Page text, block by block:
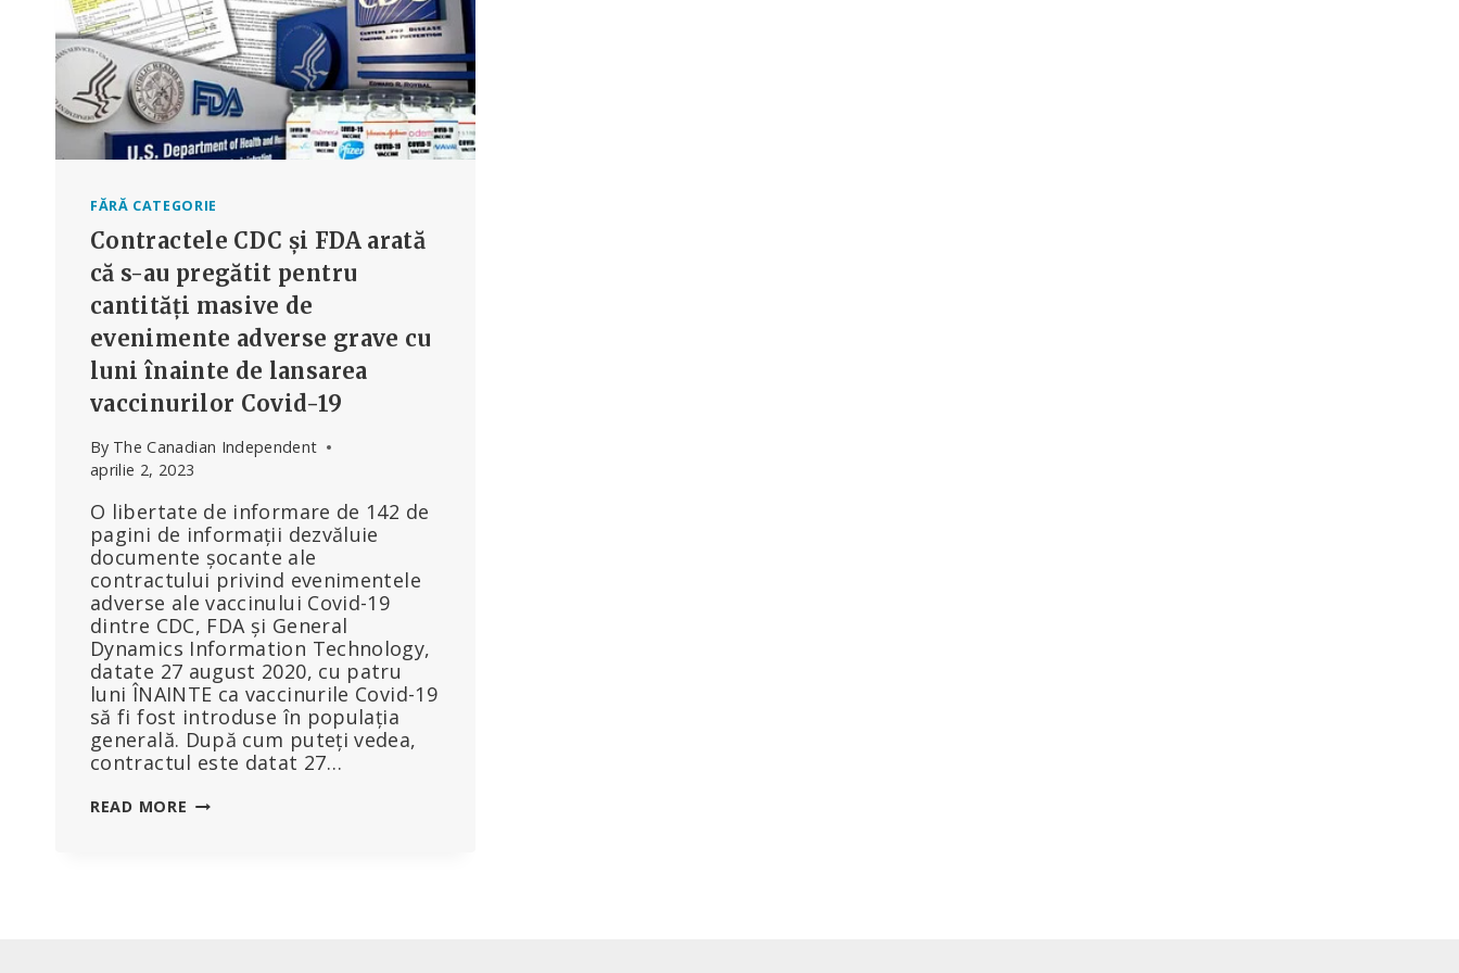
FĂRĂ CATEGORIE
Contractele CDC și FDA arată
că s-au pregătit pentru
cantități masive de
evenimente adverse grave cu
luni înainte de lansarea
vaccinurilor Covid-19
By The Canadian Independent
aprilie 2, 2023
O libertate de informare de 142 de
pagini de informații dezvăluie
documente șocante ale
contractului privind evenimentele
adverse ale vaccinului Covid-19
dintre CDC, FDA și General
Dynamics Information Technology,
datate 27 august 2020, cu patru
luni ÎNAINTE ca vaccinurile Covid-19
să fi fost introduse în populația
generală. După cum puteți vedea,
contractul este datat 27…
READ MORE CONTRACTELE